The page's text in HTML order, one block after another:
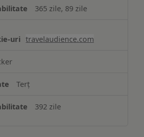
365 zile, 89 zile
travelaudience.com
Terț
392 zile